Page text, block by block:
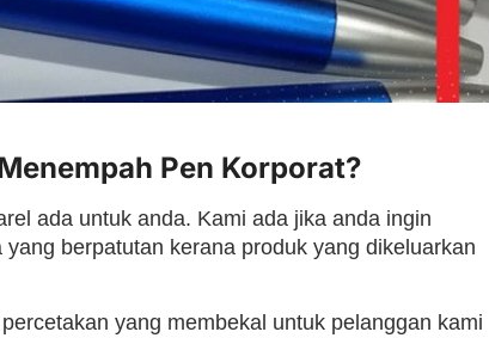
Pen Korporat?
ada untuk anda. Kami ada jika anda ingin
berpatutan kerana produk yang dikeluarkan
yang membekal untuk pelanggan kami